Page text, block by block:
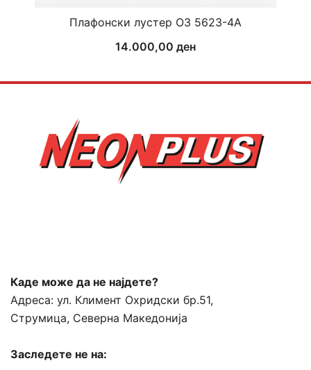
Плафонски лустер ОЗ 5623-4А
14.000,00 ден
Каде може да не најдете?
Адреса: ул. Климент Охридски бр.51,
Струмица, Северна Македонија
Заследете не на: